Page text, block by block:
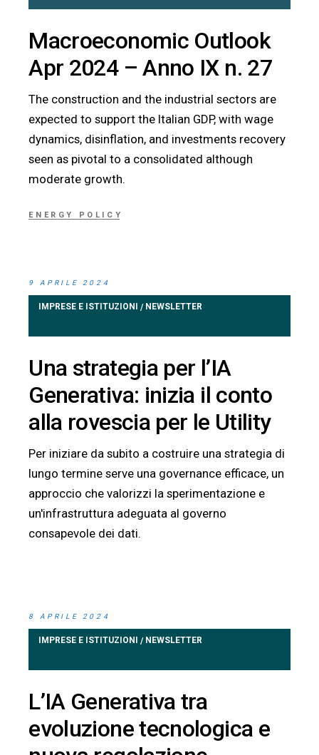
Macroeconomic Outlook
Apr 2024 – Anno IX n. 27
The construction and the industrial sectors are
expected to support the Italian GDP, with wage
dynamics, disinflation, and investments recovery
seen as pivotal to a consolidated although
moderate growth.
ENERGY POLICY
9 APRILE 2024
IMPRESE E ISTITUZIONI / NEWSLETTER
Una strategia per l’IA
Generativa: inizia il conto
alla rovescia per le Utility
Per iniziare da subito a costruire una strategia di
lungo termine serve una governance efficace, un
approccio che valorizzi la sperimentazione e
un'infrastruttura adeguata al governo
consapevole dei dati.
8 APRILE 2024
IMPRESE E ISTITUZIONI / NEWSLETTER
L’IA Generativa tra
evoluzione tecnologica e